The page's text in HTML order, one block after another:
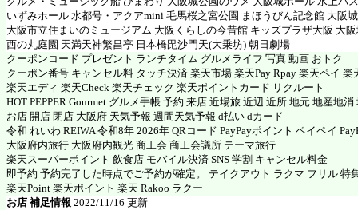
いずみホール 水都号・アクアmini 毛馬桜之宮公園 まほうびん記念館 大阪
大阪市立住まいのミュージアム 大阪くらしの今昔館 キッズプラザ大阪 大
西の丸庭園 天満天神繁昌亭 日本橋毘沙門天(大乗坊) 朝日劇場
クーポンコード プレゼント ランチタイム グルメライフ 写真 動画 おトク
クーポン番号 キャンセル料 タッチ決済 楽天市場 楽天Pay Rpay 楽天ペイ 楽
楽天エディ 楽天Check 楽天チェック 楽天ポイントカード リクルート
HOT PEPPER Gourmet グルメ手帳 予約 来店 近場旅 近辺 近所 地元 地産地
お店 開店 閉店 大阪府 天気予報 週間天気予報 d払い dカード
令和 れいわ REIWA 令和8年 2026年 QRコード PayPayポイント ペイペイ
大阪府内旅行 大阪府内観光 商工会 商工会議所 テーマ旅行
楽天スーパーポイント 飲食店 モバイル決済 SNS 学割 キャンセル料金
即予約 予約完了した時点でご予約が確定。 テイクアウト ラクマ フリル 特
楽天Point 楽天ポイント 楽天 Rakoo ラクー
お店 補足情報 2022/11/16 更新